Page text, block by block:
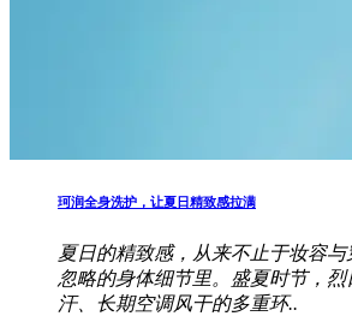
珂润全身洗护，让夏日精致感拉满
夏日的精致感，从来不止于妆容
忽略的身体细节里。盛夏时节，
汗、长期空调风干的多重环..